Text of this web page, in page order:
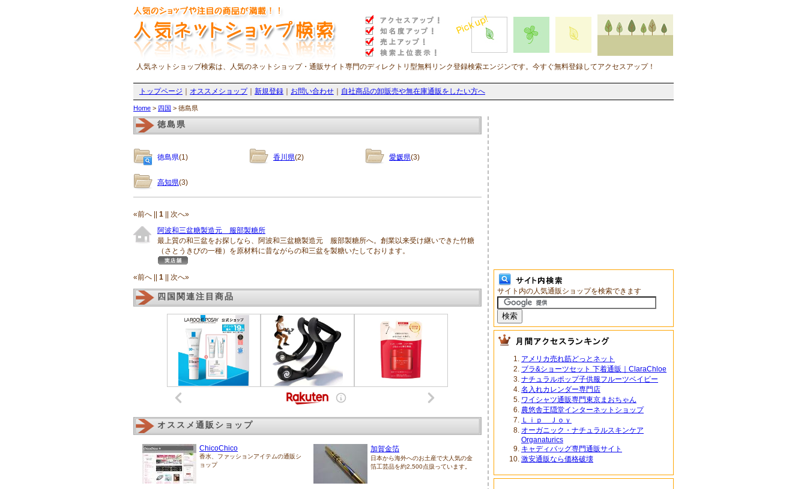
人気ネットショップ検索は、人気のネットショップ・通販サイト専門のディレクトリ型無料リンク登録検索エンジンです。今すぐ無料登録してアクセスアップ！
トップページ オススメショップ｜ 新規登録 お問い合わせ 自社商品の卸販売や無在庫通販をしたい方へ
Home > 四国 > 徳島県
徳島県
徳島県(1) 香川県(2) 愛媛県(3)
高知県(3)
«前へ || 1 || 次へ»
阿波和三盆糖製造元 服部製糖所
最上質の和三盆をお探しなら、阿波和三盆糖製造元 服部製糖所へ。創業以来受け継いできた竹糖
（さとうきびの一種）を原材料に昔ながらの和三盆を製糖いたしております。
«前へ || 1 || 次へ»
四国関連注目商品
オススメ通販ショップ
ChicoChico
香水、ファッションアイテムの通販シ
ョップ
加賀金箔
日本から海外へのお土産で大人気の金
箔工芸品を約2,500点扱っています。
サイト内の人気通販ショップを検索できます
アメリカ売れ筋どっとネット
ブラ&ショーツセット 下着通販｜ClaraChloe
ナチュラルポップ子供服フルーツベイビー
名入れカレンダー専門店
ワイシャツ通販専門東京まおちゃん
農悠舎王隠堂インターネットショップ
Ｌｉｐ Ｊｏｙ
オーガニック・ナチュラルスキンケア
Organaturics
キャディバッグ専門通販サイト
激安通販なら価格破壊